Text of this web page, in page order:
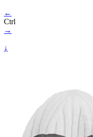
←
Ctrl
→
↓